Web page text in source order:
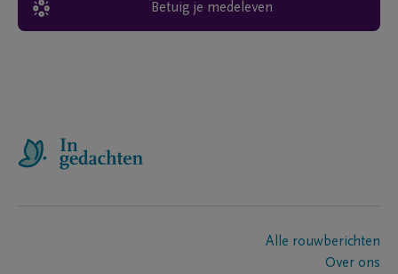
Betuig je medeleven
Alle rouwberichten
Over ons